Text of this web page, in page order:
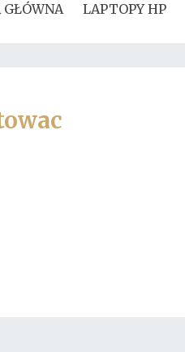
GŁÓWNA LAPTOPY HP